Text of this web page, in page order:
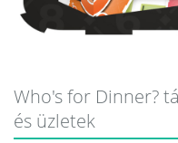
Who's for Dinner?
és üzletek